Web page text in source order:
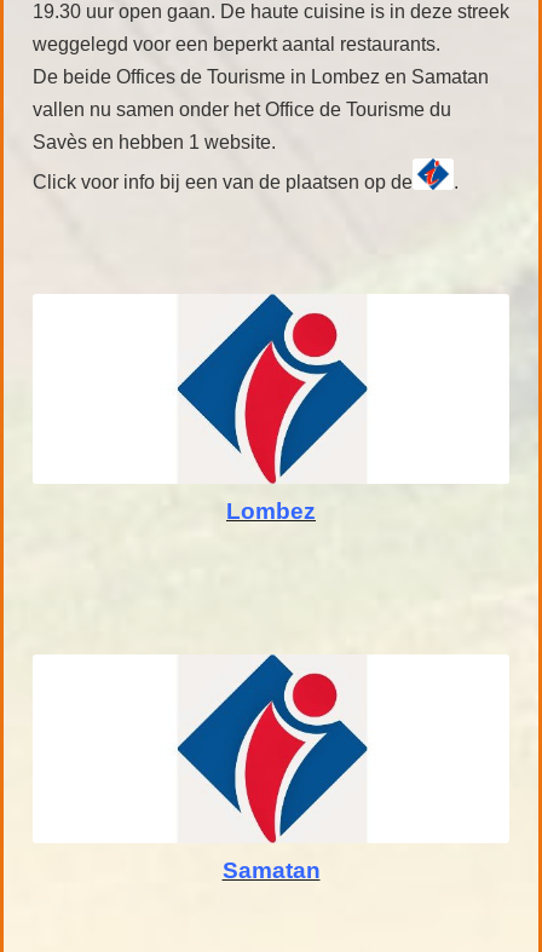
19.30 uur open gaan. De haute cuisine is in deze streek
weggelegd voor een beperkt aantal restaurants.
De beide Offices de Tourisme in Lombez en Samatan
vallen nu samen onder het Office de Tourisme du
Savès en hebben 1 website.
Click voor info bij een van de plaatsen op de
.
Lombez
Samatan